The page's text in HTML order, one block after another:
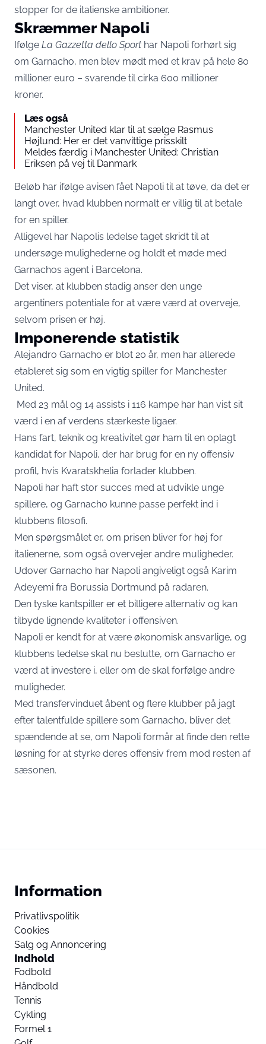
stopper for de italienske ambitioner.
Skræmmer Napoli
Ifølge La Gazzetta dello Sport har Napoli forhørt sig
om Garnacho, men blev mødt med et krav på hele 80
millioner euro – svarende til cirka 600 millioner
kroner.
Læs også
Manchester United klar til at sælge Rasmus
Højlund: Her er det vanvittige prisskilt
Meldes færdig i Manchester United: Christian
Eriksen på vej til Danmark
Beløb har ifølge avisen fået Napoli til at tøve, da det er
langt over, hvad klubben normalt er villig til at betale
for en spiller.
Alligevel har Napolis ledelse taget skridt til at
undersøge mulighederne og holdt et møde med
Garnachos agent i Barcelona.
Det viser, at klubben stadig anser den unge
argentiners potentiale for at være værd at overveje,
selvom prisen er høj.
Imponerende statistik
Alejandro Garnacho er blot 20 år, men har allerede
etableret sig som en vigtig spiller for Manchester
United.
Med 23 mål og 14 assists i 116 kampe har han vist sit
værd i en af verdens stærkeste ligaer.
Hans fart, teknik og kreativitet gør ham til en oplagt
kandidat for Napoli, der har brug for en ny offensiv
profil, hvis Kvaratskhelia forlader klubben.
Napoli har haft stor succes med at udvikle unge
spillere, og Garnacho kunne passe perfekt ind i
klubbens filosofi.
Men spørgsmålet er, om prisen bliver for høj for
italienerne, som også overvejer andre muligheder.
Udover Garnacho har Napoli angiveligt også Karim
Adeyemi fra Borussia Dortmund på radaren.
Den tyske kantspiller er et billigere alternativ og kan
tilbyde lignende kvaliteter i offensiven.
Napoli er kendt for at være økonomisk ansvarlige, og
klubbens ledelse skal nu beslutte, om Garnacho er
værd at investere i, eller om de skal forfølge andre
muligheder.
Med transfervinduet åbent og flere klubber på jagt
efter talentfulde spillere som Garnacho, bliver det
spændende at se, om Napoli formår at finde den rette
løsning for at styrke deres offensiv frem mod resten af
sæsonen.
Information
Privatlivspolitik
Cookies
Salg og Annoncering
Indhold
Fodbold
Håndbold
Tennis
Cykling
Formel 1